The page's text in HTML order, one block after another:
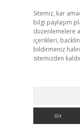
Sitemiz, kar
bilgi paylaşım
düzenlemelere
içerikleri,
bildirmeniz
sitemizden